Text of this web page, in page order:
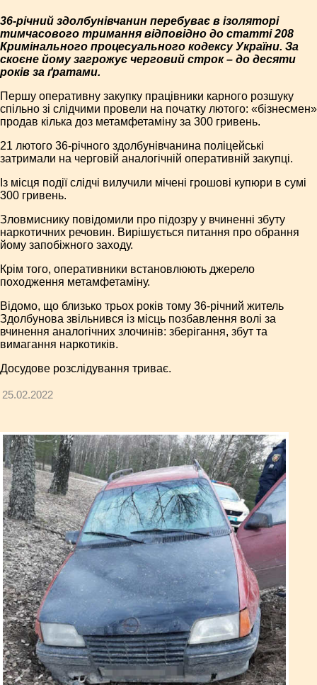
36-річний здолбунівчанин перебуває в ізоляторі
тимчасового тримання відповідно до статті 208
Кримінального процесуального кодексу України. За
скоєне йому загрожує черговий строк – до десяти
років за ґратами.
Першу оперативну закупку працівники карного розшуку
спільно зі слідчими провели на початку лютого: «бізнесмен»
продав кілька доз метамфетаміну за 300 гривень.
21 лютого 36-річного здолбунівчанина поліцейські
затримали на черговій аналогічній оперативній закупці.
Із місця події слідчі вилучили мічені грошові купюри в сумі
300 гривень.
Зловмиснику повідомили про підозру у вчиненні збуту
наркотичних речовин. Вирішується питання про обрання
йому запобіжного заходу.
Крім того, оперативники встановлюють джерело
походження метамфетаміну.
Відомо, що близько трьох років тому 36-річний житель
Здолбунова звільнився із місць позбавлення волі за
вчинення аналогічних злочинів: зберігання, збут та
вимагання наркотиків.
Досудове розслідування триває.
25.02.2022